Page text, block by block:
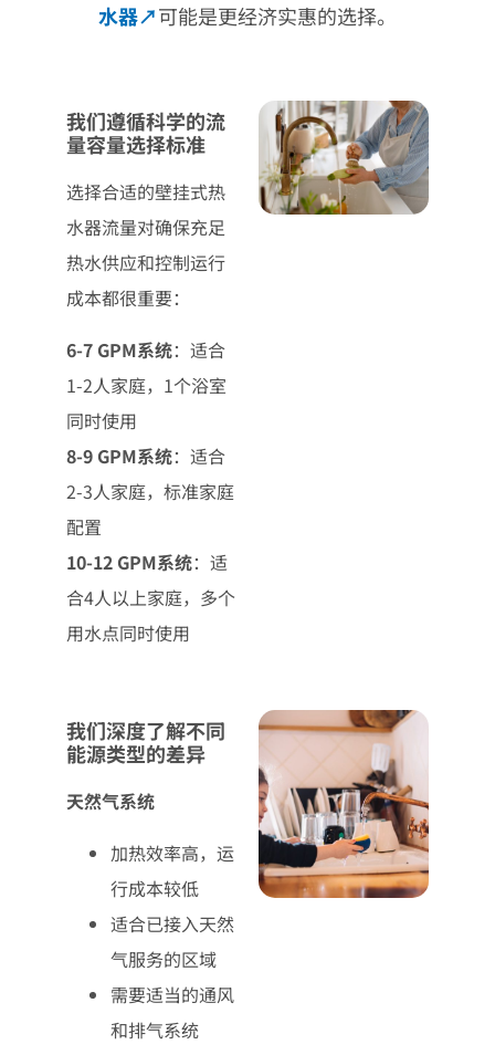
水器↗可能是更经济实惠的选择。
我们遵循科学的流
量容量选择标准
选择合适的壁挂式热
水器流量对确保充足
热水供应和控制运行
成本都很重要：
6-7 GPM系统：适合
1-2人家庭，1个浴室
同时使用
8-9 GPM系统：适合
2-3人家庭，标准家庭
配置
10-12 GPM系统：适
合4人以上家庭，多个
用水点同时使用
我们深度了解不同
能源类型的差异
天然气系统
加热效率高，运
行成本较低
适合已接入天然
气服务的区域
需要适当的通风
和排气系统